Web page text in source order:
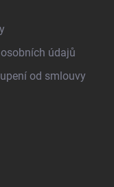
údajů
od smlouvy